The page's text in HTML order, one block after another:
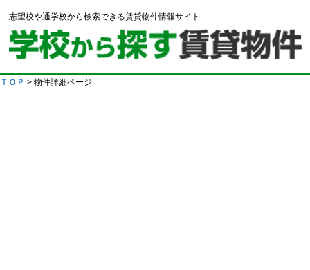
志望校や通学校から検索できる賃貸物件情報サイト
ＴＯＰ > 物件詳細ページ